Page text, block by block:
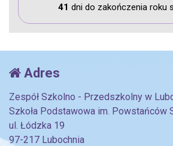
41 dni do zakończenia roku
Adres
Zespół Szkolno - Przedszkolny w
Szkoła Podstawowa im. Powstańców
ul. Łódzka 19
97-217 Lubochnia